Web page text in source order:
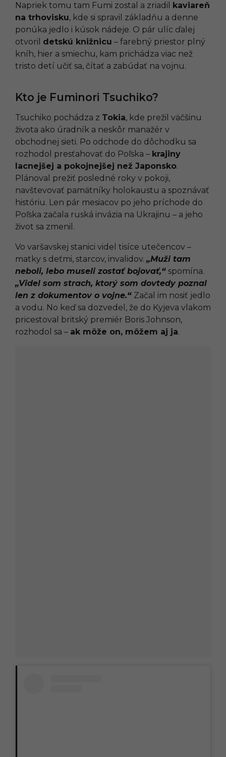
Napriek tomu tam Fumi zostal a zriadil
kaviareň
na trhovisku, kde si spravil základňu a denne
ponúka jedlo i kúsok nádeje. O pár ulíc ďalej
otvoril detskú knižnicu – farebný priestor plný
kníh, hier a smiechu, kam prichádza viac než
tristo detí učiť sa, čítať a zabúdať na vojnu.
Kto je Fuminori Tsuchiko?
Tsuchiko pochádza z Tokia, kde prežil väčšinu
života ako úradník a neskôr manažér v
obchodnej sieti. Po odchode do dôchodku sa
rozhodol presťahovať do Poľska – krajiny
lacnejšej a pokojnejšej než Japonsko.
Plánoval prežiť posledné roky v pokoji,
navštevovať pamätníky holokaustu a spoznávať
históriu. Len pár mesiacov po jeho príchode do
Poľska začala ruská invázia na Ukrajinu – a jeho
život sa zmenil.
Vo varšavskej stanici videl tisíce utečencov –
matky s deťmi, starcov, invalidov. „Muži tam
neboli, lebo museli zostať bojovať,“ spomína.
„Videl som strach, ktorý som dovtedy poznal
len z dokumentov o vojne.“ Začal im nosiť jedlo
a vodu. No keď sa dozvedel, že do Kyjeva vlakom
pricestoval britský premiér Boris Johnson,
rozhodol sa – ak môže on, môžem aj ja.